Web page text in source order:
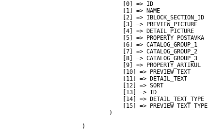
                                    [0] => ID
                                    [1] => NAME
                                    [2] => IBLOCK_SECTION_ID
                                    [3] => PREVIEW_PICTURE
                                    [4] => DETAIL_PICTURE
                                    [5] => PROPERTY_POSTAVKA
                                    [6] => CATALOG_GROUP_1
                                    [7] => CATALOG_GROUP_2
                                    [8] => CATALOG_GROUP_3
                                    [9] => PROPERTY_ARTIKUL
                                    [10] => PREVIEW_TEXT
                                    [11] => DETAIL_TEXT
                                    [12] => SORT
                                    [13] => ID
                                    [14] => DETAIL_TEXT_TYPE
                                    [15] => PREVIEW_TEXT_TYPE
                                )
                        )